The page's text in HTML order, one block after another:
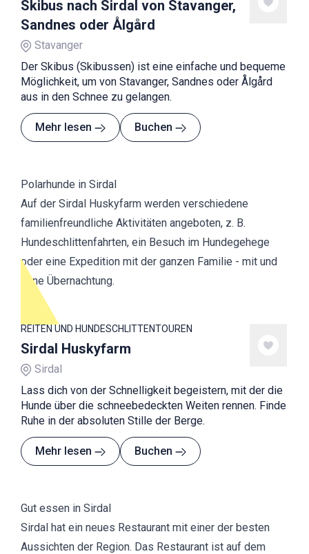
Skibus nach Sirdal von Stavanger,
Sandnes oder Ålgård
Stavanger
Der Skibus (Skibussen) ist eine einfache und bequeme
Möglichkeit, um von Stavanger, Sandnes oder Ålgård
aus in den Schnee zu gelangen.
Mehr lesen Buchen
Polarhunde in Sirdal
Auf der Sirdal Huskyfarm werden verschiedene
familienfreundliche Aktivitäten angeboten, z. B.
Hundeschlittenfahrten, ein Besuch im Hundegehege
oder eine Expedition mit der ganzen Familie - mit und
ohne Übernachtung.
REITEN UND HUNDESCHLITTENTOUREN
Sirdal Huskyfarm
Sirdal
Lass dich von der Schnelligkeit begeistern, mit der die
Hunde über die schneebedeckten Weiten rennen. Finde
Ruhe in der absoluten Stille der Berge.
Mehr lesen Buchen
Gut essen in Sirdal
Sirdal hat ein neues Restaurant mit einer der besten
Aussichten der Region. Das Restaurant ist auf dem